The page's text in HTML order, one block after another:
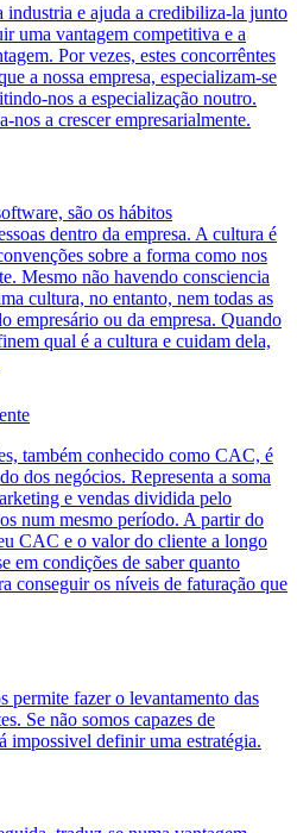
industria e ajuda a credibiliza-la junto
uma vantagem competitiva e a
Por vezes, estes concorrêntes
a nossa empresa, especializam-se
nos a especialização noutro.
nos a crescer empresarialmente.
são os hábitos
dentro da empresa. A cultura é
sobre a forma como nos
Mesmo não havendo consciencia
cultura, no entanto, nem todas as
empresário ou da empresa. Quando
qual é a cultura e cuidam dela,
também conhecido como CAC, é
dos negócios. Representa a soma
e vendas dividida pelo
num mesmo período. A partir do
CAC e o valor do cliente a longo
em condições de saber quanto
conseguir os níveis de faturação que
permite fazer o levantamento das
Se não somos capazes de
impossivel definir uma estratégia.